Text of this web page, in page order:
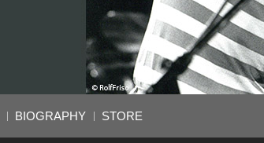
BIOGRAPHY STORE